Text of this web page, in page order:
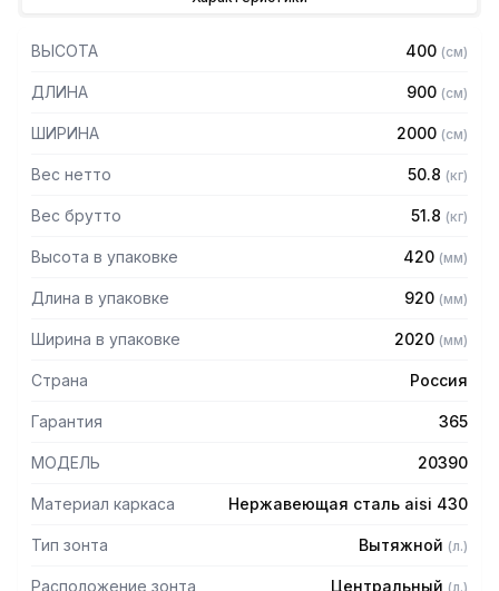
защищает сотрудников горячего цеха.
Особенности:
— Бескаркасный
0,8мм
— Поставляется в собранном виде
ВЫСОТА 400 (см)
ДЛИНА 900 (см)
ШИРИНА 2000 (см)
Вес нетто 50.8 (кг)
Вес брутто 51.8 (кг)
Высота в упаковке 420 (мм)
Длина в упаковке 920 (мм)
Ширина в упаковке 2020 (мм)
Страна Россия
Гарантия 365
МОДЕЛЬ 20390
Материал каркаса Нержавеющая сталь aisi 430
Тип зонта Вытяжной (л.)
Расположение зонта Центральный (л.)